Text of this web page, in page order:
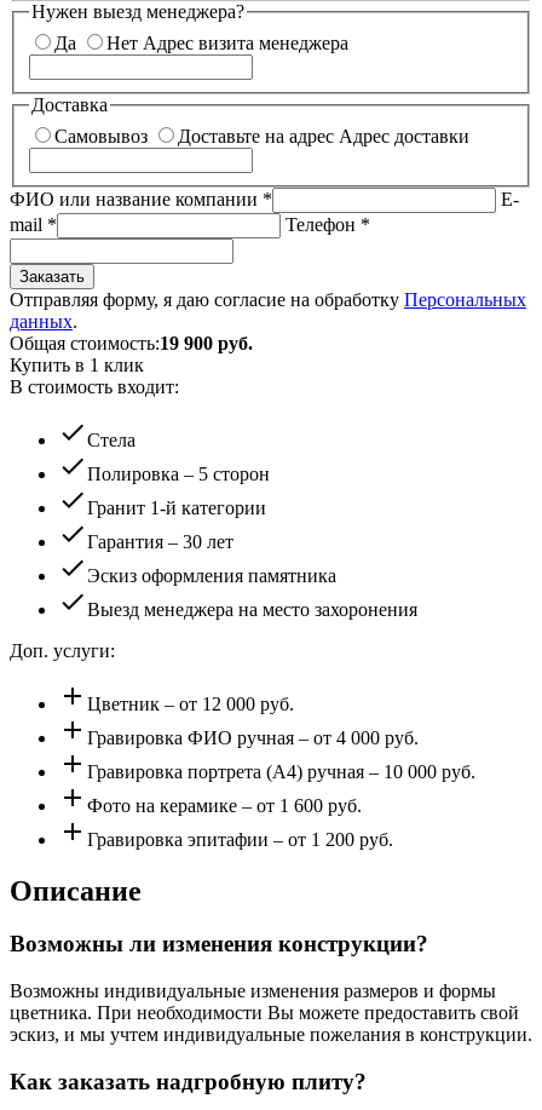
Нужен выезд менеджера?
Да
Нет Адрес визита менеджера
Доставка
Самовывоз
Доставьте на адрес Адрес доставки
ФИО или название компании *
E-
mail * Телефон *
Заказать
Отправляя форму, я даю согласие на обработку Персональных
данных.
Общая стоимость:19 900 руб.
Купить в 1 клик
В стоимость входит:
checkСтела
checkПолировка – 5 сторон
checkГранит 1-й категории
checkГарантия – 30 лет
checkЭскиз оформления памятника
checkВыезд менеджера на место захоронения
Доп. услуги:
add Цветник – от 12 000 руб.
add Гравировка ФИО ручная – от 4 000 руб.
add Гравировка портрета (А4) ручная – 10 000 руб.
add Фото на керамике – от 1 600 руб.
add Гравировка эпитафии – от 1 200 руб.
Описание
Возможны ли изменения конструкции?
Возможны индивидуальные изменения размеров и формы
цветника. При необходимости Вы можете предоставить свой
эскиз, и мы учтем индивидуальные пожелания в конструкции.
Как заказать надгробную плиту?